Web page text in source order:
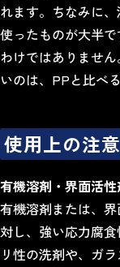
れます。ちなみに
使ったものが大半
わけではありませ
いのは、PPと比べ
使用上の注意
有機溶剤・界面活
有機溶剤または、
対し、強い応力腐
リ性の洗剤や、ガ